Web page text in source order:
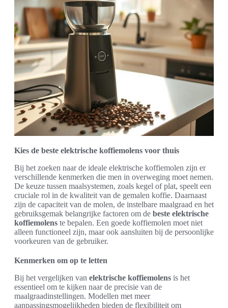
Kies de beste elektrische koffiemolens voor thuis
Bij het zoeken naar de ideale elektrische koffiemolen zijn er
verschillende kenmerken die men in overweging moet nemen.
De keuze tussen maalsystemen, zoals kegel of plat, speelt een
cruciale rol in de kwaliteit van de gemalen koffie. Daarnaast
zijn de capaciteit van de molen, de instelbare maalgraad en het
gebruiksgemak belangrijke factoren om de beste elektrische
koffiemolens te bepalen. Een goede koffiemolen moet niet
alleen functioneel zijn, maar ook aansluiten bij de persoonlijke
voorkeuren van de gebruiker.
Kenmerken om op te letten
Bij het vergelijken van elektrische koffiemolens is het
essentieel om te kijken naar de precisie van de
maalgraadinstellingen. Modellen met meer
aanpassingsmogelijkheden bieden de flexibiliteit om